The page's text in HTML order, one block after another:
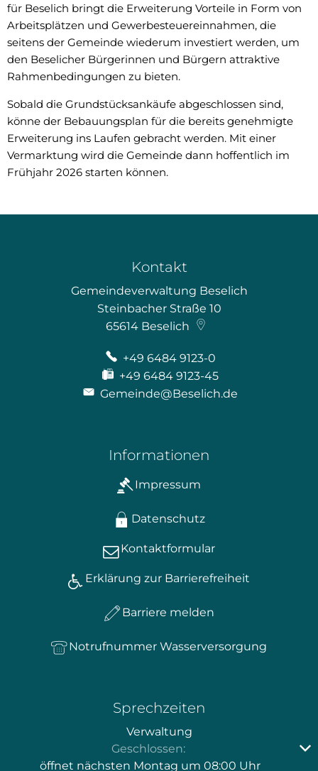
für Beselich bringt die Erweiterung Vorteile in Form von
Arbeitsplätzen und Gewerbesteuereinnahmen, die
seitens der Gemeinde wiederum investiert werden, um
den Beselicher Bürgerinnen und Bürgern attraktive
Rahmenbedingungen zu bieten.
Sobald die Grundstücksankäufe abgeschlossen sind,
könne der Bebauungsplan für die bereits genehmigte
Erweiterung ins Laufen gebracht werden. Mit einer
Vermarktung wird die Gemeinde dann hoffentlich im
Frühjahr 2026 starten können.
Kontakt
Gemeindeverwaltung Beselich
Steinbacher Straße 10
65614 Beselich
+49 6484 9123-0
+49 6484 9123-45
Gemeinde@Beselich.de
Informationen
Impressum
Datenschutz
Kontaktformular
Erklärung zur Barrierefreiheit
Barriere melden
Notrufnummer Wasserversorgung
Sprechzeiten
Verwaltung
Klicken, um weitere Öffnungs- oder Schließzeiten
Geschlossen:
öffnet nächsten Montag um 08:00 Uhr